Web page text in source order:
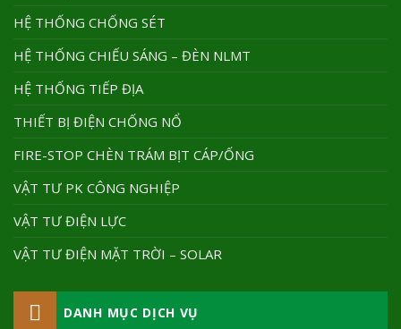
HỆ THỐNG CHỐNG SÉT
HỆ THỐNG CHIẾU SÁNG – ĐÈN NLMT
HỆ THỐNG TIẾP ĐỊA
THIẾT BỊ ĐIỆN CHỐNG NỔ
FIRE-STOP CHÈN TRÁM BỊT CÁP/ỐNG
VẬT TƯ PK CÔNG NGHIỆP
VẬT TƯ ĐIỆN LỰC
VẬT TƯ ĐIỆN MẶT TRỜI – SOLAR
DANH MỤC DỊCH VỤ